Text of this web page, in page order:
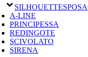
SILHOUETTESPOSA
A-LINE
PRINCIPESSA
REDINGOTE
SCIVOLATO
SIRENA